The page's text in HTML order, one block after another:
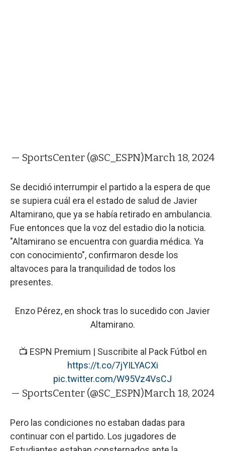
— SportsCenter (@SC_ESPN)March 18, 2024
Se decidió interrumpir el partido a la espera de que
se supiera cuál era el estado de salud de Javier
Altamirano, que ya se había retirado en ambulancia.
Fue entonces que la voz del estadio dio la noticia.
"Altamirano se encuentra con guardia médica. Ya
con conocimiento", confirmaron desde los
altavoces para la tranquilidad de todos los
presentes.
Enzo Pérez, en shock tras lo sucedido con Javier
Altamirano.
📺 ESPN Premium | Suscribite al Pack Fútbol en
https://t.co/7jYILYACXi
pic.twitter.com/W95Vz4VsCJ
— SportsCenter (@SC_ESPN)March 18, 2024
Pero las condiciones no estaban dadas para
continuar con el partido. Los jugadores de